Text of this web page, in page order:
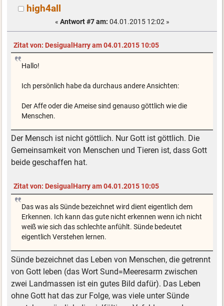
high4all
« Antwort #7 am: 04.01.2015 12:02 »
Zitat von: DesigualHarry am 04.01.2015 10:05
Hallo!
Ich persönlich habe da durchaus andere Ansichten:
Der Affe oder die Ameise sind genauso göttlich wie die
Menschen.
Der Mensch ist nicht göttlich. Nur Gott ist göttlich. Die
Gemeinsamkeit von Menschen und Tieren ist, dass Gott
beide geschaffen hat.
Zitat von: DesigualHarry am 04.01.2015 10:05
Das was als Sünde bezeichnet wird dient eigentlich dem
Erkennen. Ich kann das gute nicht erkennen wenn ich nicht
weiß wie sich das schlechte anfühlt. Sünde bedeutet
eigentlich Verstehen lernen.
Sünde bezeichnet das Leben von Menschen, die getrennt
von Gott leben (das Wort Sund=Meeresarm zwischen
zwei Landmassen ist ein gutes Bild dafür). Das Leben
ohne Gott hat das zur Folge, was viele unter Sünde